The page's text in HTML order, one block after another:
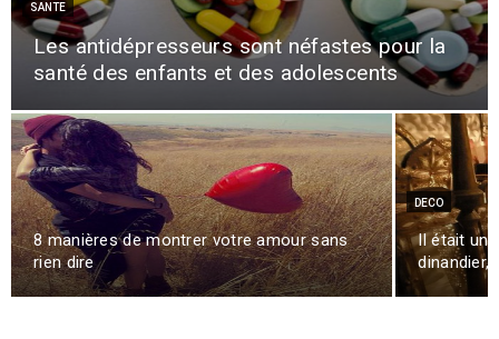
SANTE
Les antidépresseurs sont néfastes pour la
santé des enfants et des adolescents
8 manières de montrer votre amour sans
rien dire
DECO
Il était
dinandier,